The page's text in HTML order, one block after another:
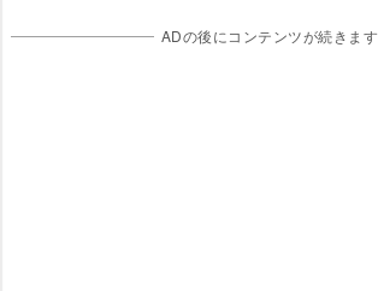
ADの後にコンテンツが続きます